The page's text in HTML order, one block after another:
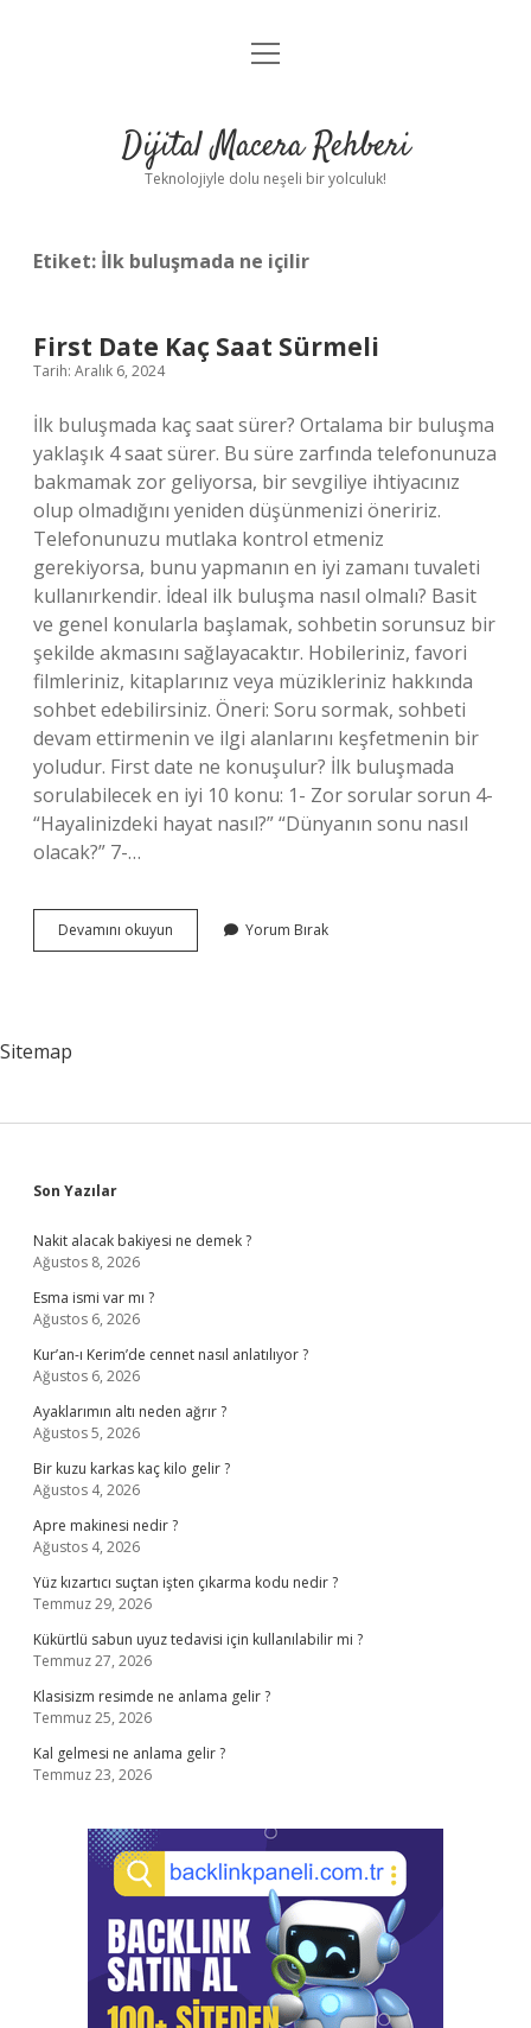
Anasayfa
Yasal Uyarı
menüyü
Dijital Macera Rehberi
Teknolojiyle dolu neşeli bir yolculuk!
Etiket: İlk buluşmada ne içilir
First Date Kaç Saat Sürmeli
Tarih: Aralık 6, 2024
İlk buluşmada kaç saat sürer? Ortalama bir buluşma
yaklaşık 4 saat sürer. Bu süre zarfında telefonunuza
bakmamak zor geliyorsa, bir sevgiliye ihtiyacınız
olup olmadığını yeniden düşünmenizi öneririz.
Telefonunuzu mutlaka kontrol etmeniz
gerekiyorsa, bunu yapmanın en iyi zamanı tuvaleti
kullanırkendir. İdeal ilk buluşma nasıl olmalı? Basit
ve genel konularla başlamak, sohbetin sorunsuz bir
şekilde akmasını sağlayacaktır. Hobileriniz, favori
filmleriniz, kitaplarınız veya müzikleriniz hakkında
sohbet edebilirsiniz. Öneri: Soru sormak, sohbeti
devam ettirmenin ve ilgi alanlarını keşfetmenin bir
yoludur. First date ne konuşulur? İlk buluşmada
sorulabilecek en iyi 10 konu: 1- Zor sorular sorun 4-
“Hayalinizdeki hayat nasıl?” “Dünyanın sonu nasıl
olacak?” 7-…
Devamını okuyun
Date
Yorum Bırak
Sitemap
Sidebar
Son Yazılar
Nakit alacak bakiyesi ne demek ?
Ağustos 8, 2026
Esma ismi var mı ?
Ağustos 6, 2026
Kur’an-ı Kerim’de cennet nasıl anlatılıyor ?
Ağustos 6, 2026
Ayaklarımın altı neden ağrır ?
Ağustos 5, 2026
Bir kuzu karkas kaç kilo gelir ?
Ağustos 4, 2026
Apre makinesi nedir ?
Ağustos 4, 2026
Yüz kızartıcı suçtan işten çıkarma kodu nedir ?
Temmuz 29, 2026
Kükürtlü sabun uyuz tedavisi için kullanılabilir mi ?
Temmuz 27, 2026
Klasisizm resimde ne anlama gelir ?
Temmuz 25, 2026
Kal gelmesi ne anlama gelir ?
Temmuz 23, 2026